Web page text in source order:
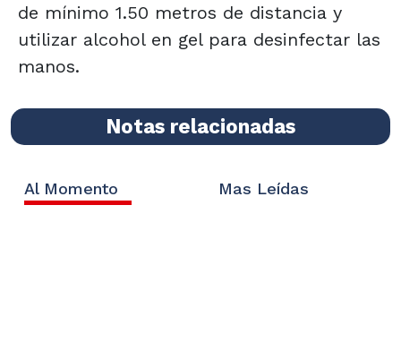
de mínimo 1.50 metros de distancia y
utilizar alcohol en gel para desinfectar las
manos.
Notas relacionadas
Al Momento Mas Leídas